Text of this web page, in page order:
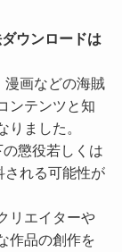
ウンロードは
画などの海賊
ンテンツと知
ました。
懲役若しくは
される可能性が
リエイターや
作品の創作を